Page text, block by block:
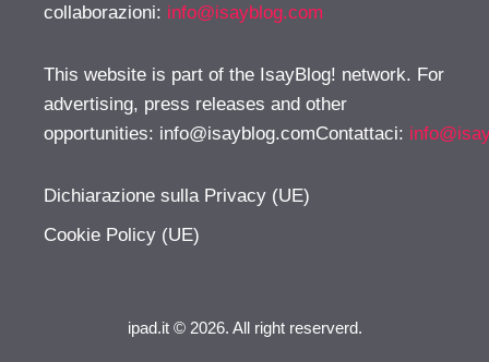
collaborazioni: info@isayblog.com
This website is part of the IsayBlog! network. For
advertising, press releases and other
opportunities: info@isayblog.comContattaci:
Dichiarazione sulla Privacy (UE)
Cookie Policy (UE)
ipad.it © 2026. All right reserverd.